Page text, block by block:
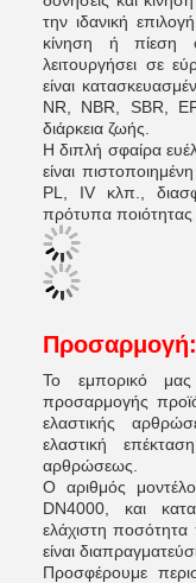
την ιδανική
κίνηση ή πίεση
λειτουργήσει σε
είναι
NR, NBR, SBR,
διάρκεια ζωής.
Η διπλή σφαίρα
είναι
PL, IV κλπ.,
πρότυπα ποιότητας
Προσαρμογή:
Το εμπορικό
προσαρμογής
ελαστικής
ελαστική
αρθρώσεως.
Ο αριθμός
DN4000, και
ελάχιστη ποσότητα
είναι
Προσφέρουμε